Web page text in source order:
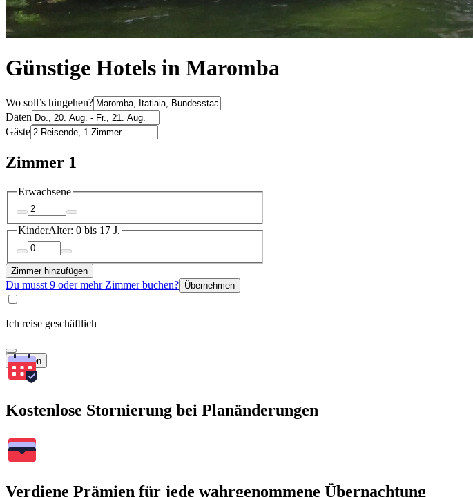
Günstige Hotels in Maromba
Wo soll’s hingehen?
Daten
Gäste
Zimmer 1
Erwachsene
KinderAlter: 0 bis 17 J.
Zimmer hinzufügen
Du musst 9 oder mehr Zimmer buchen? Übernehmen
Ich reise geschäftlich
Suchen
Kostenlose Stornierung bei Planänderungen
Verdiene Prämien für jede wahrgenommene Übernachtung